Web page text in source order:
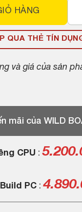
HÀNG
QUA THẺ TÍN
và giá của sản
mãi của WILD
CPU :
Build PC :